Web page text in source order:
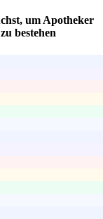
um Apotheker
bestehen